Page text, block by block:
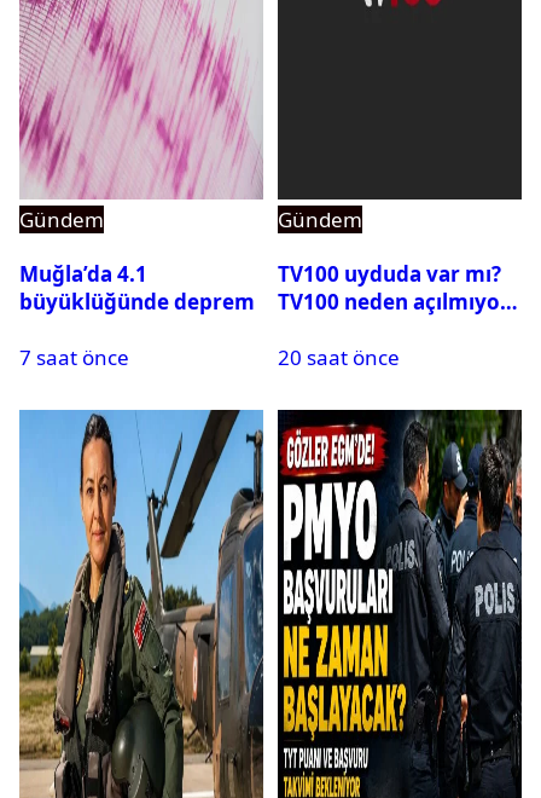
Gündem
Muğla’da 4.1
büyüklüğünde deprem
7 saat önce
Gündem
TV100 uyduda var mı?
TV100 neden açılmıyor?
20 saat önce